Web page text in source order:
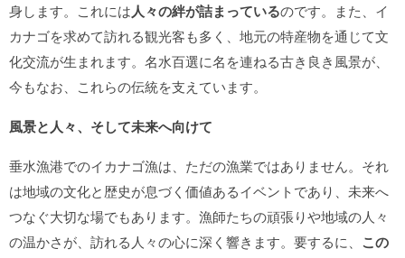
身します。これには人々の絆が詰まっているのです。また、イ
カナゴを求めて訪れる観光客も多く、地元の特産物を通じて文
化交流が生まれます。名水百選に名を連ねる古き良き風景が、
今もなお、これらの伝統を支えています。
風景と人々、そして未来へ向けて
垂水漁港でのイカナゴ漁は、ただの漁業ではありません。それ
は地域の文化と歴史が息づく価値あるイベントであり、未来へ
つなぐ大切な場でもあります。漁師たちの頑張りや地域の人々
の温かさが、訪れる人々の心に深く響きます。要するに、 この